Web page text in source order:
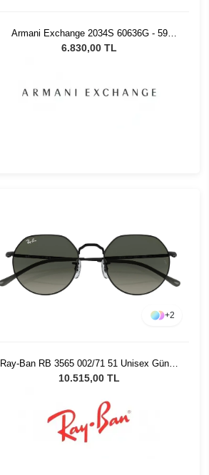
Armani Exchange 2034S 60636G - 59
Unisex Güneş Gözlüğü
6.830,00 TL
+2
Ray-Ban RB 3565 002/71 51 Unisex Güneş
Gözlüğü
10.515,00 TL